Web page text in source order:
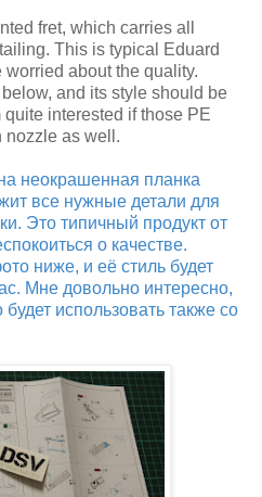
fret, which carries all
This is typical Eduard
about the quality.
and its style should be
interested if those PE
nozzle as well.
неокрашенная планка
все нужные детали для
Это типичный продукт от
о качестве.
ниже, и её стиль будет
Мне довольно интересно,
использовать также со